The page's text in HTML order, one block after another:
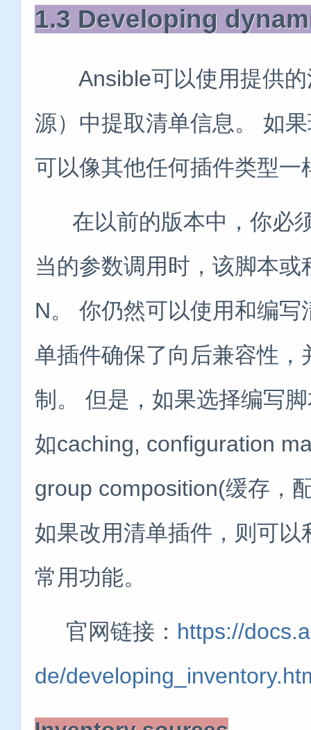
1.3 Developing
Ansible可以使用提供的
源）中提取清单信息。 如
可以像其他任何插件类型
在以前的版本中，你必
当的参数调用时，该脚本
N。 你仍然可以使用和编
单插件确保了向后兼容性
制。 但是，如果选择编写
如caching, configuration
group composition(缓存，
如果改用清单插件，则可
常用功能。
官网链接： https://
de/